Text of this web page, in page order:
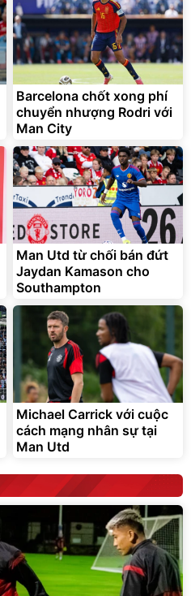
Barcelona chốt xong phí
chuyển nhượng Rodri với
Man City
Man Utd từ chối bán đứt
Jaydan Kamason cho
Southampton
Michael Carrick với cuộc
cách mạng nhân sự tại
Man Utd